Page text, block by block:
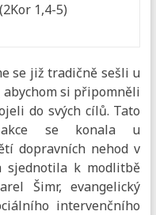
(2Kor 1,4-5)
se již tradičně sešli u
si připomněli
do svých cílů. Tato
akce se konala u
dopravních nehod v
sjednotila k modlitbě
Šimr, evangelický
intervenčního